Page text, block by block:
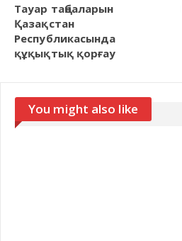
Тауар таңбаларын
Қазақстан
Республикасында
құқықтық қорғау
You might also like